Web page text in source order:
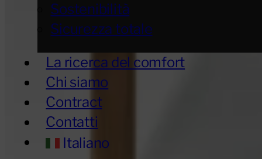
Sostenibilità
Sicurezza totale
La ricerca del comfort
Chi siamo
Contract
Contatti
Italiano